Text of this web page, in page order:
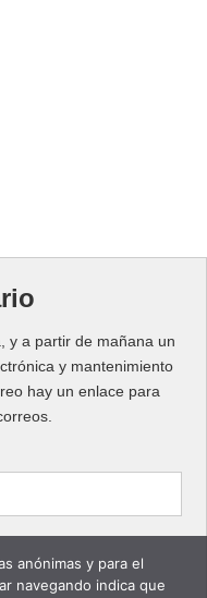
y a partir de mañana un
y mantenimiento
hay un enlace para
anónimas y para el
navegando indica que